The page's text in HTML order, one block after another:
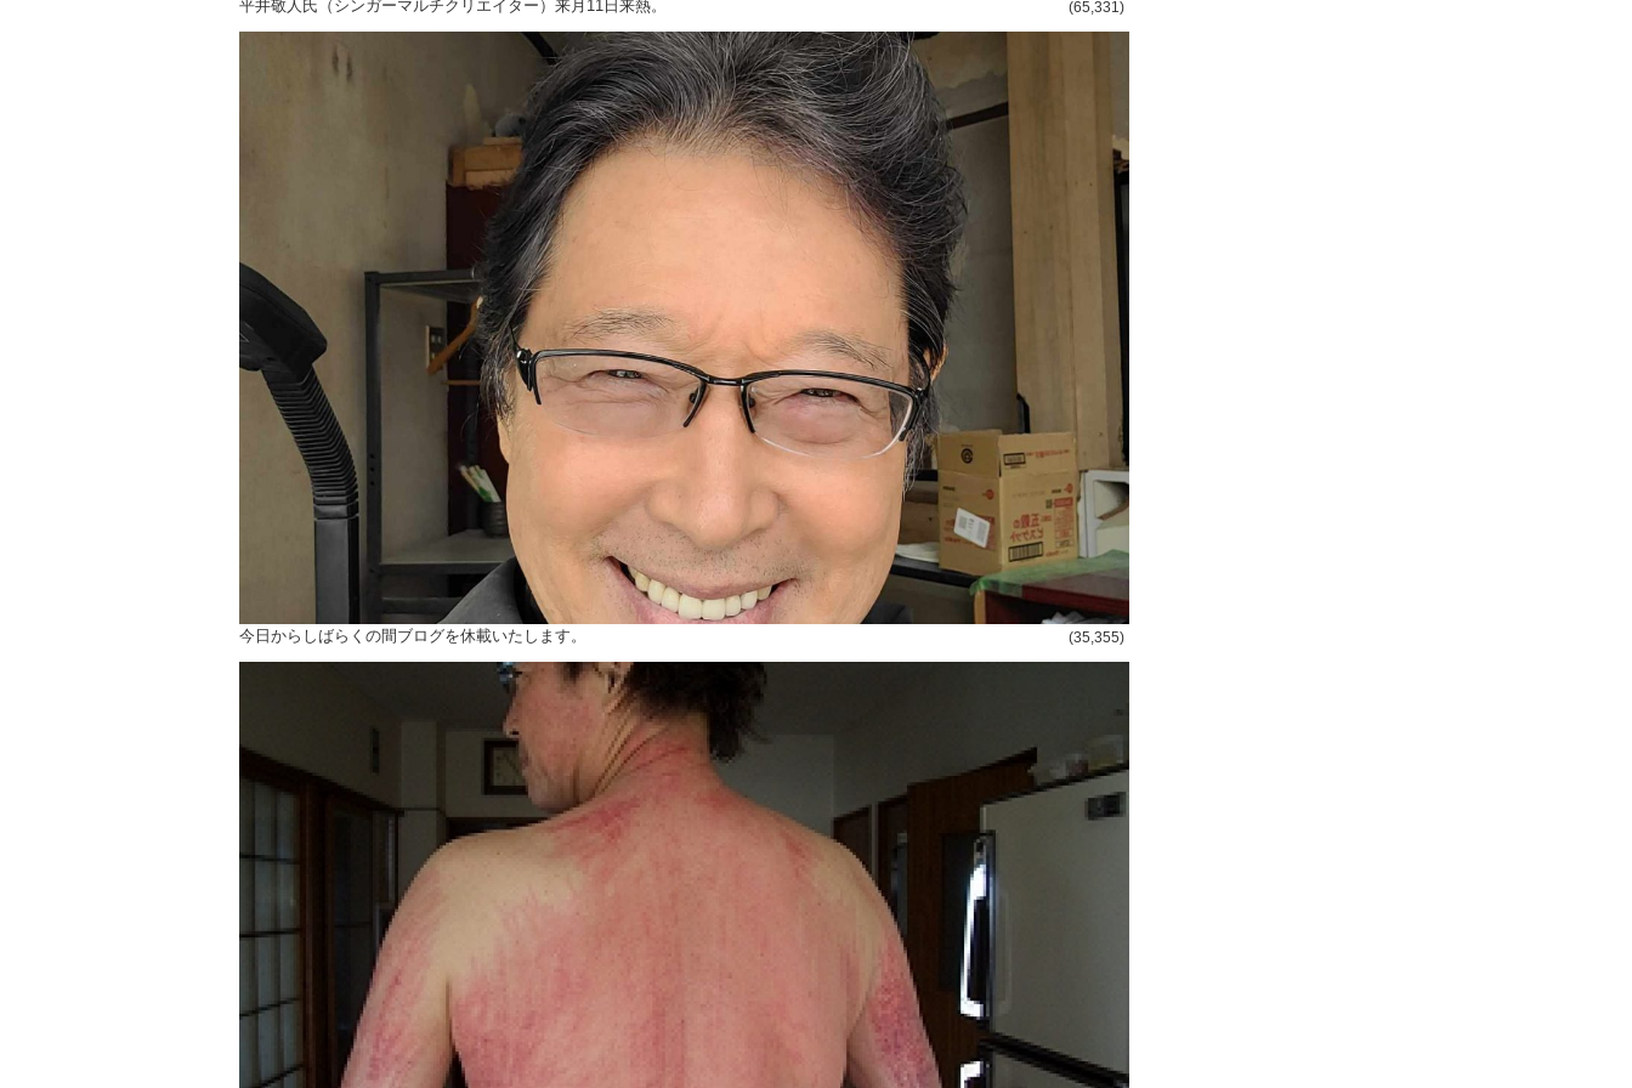
平井敬人氏（シンガーマルチクリエイター）来月11日来熱。 (65,331)
今日からしばらくの間ブログを休載いたします。 (35,355)